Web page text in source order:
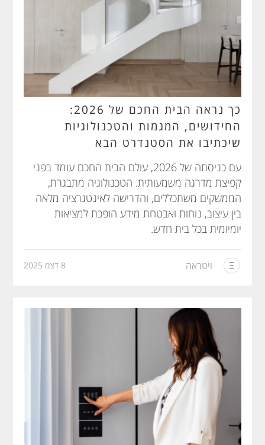
כך נראה הבית החכם של 2026:
החידושים, המגמות והטכנולוגיות
שיכתיבו את הסטנדרט הבא
עם כניסתה של 2026, עולם הבית החכם עומד בפני
קפיצת מדרגה משמעותית. הטכנולוגיה מתבגרת,
הממשקים משתכללים, והדרישה לאינטגרציה מלאה
בין עיצוב, נוחות ואבטחת מידע הופכת למציאות
יומיומית בכל בית חדש.
ויטראה 8 דצמ 2025